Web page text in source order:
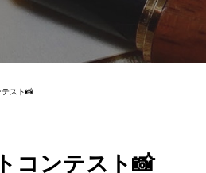
スト📸
コンテスト📸